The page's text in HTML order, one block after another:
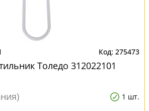
275473
Толедо 312022101
1 шт.